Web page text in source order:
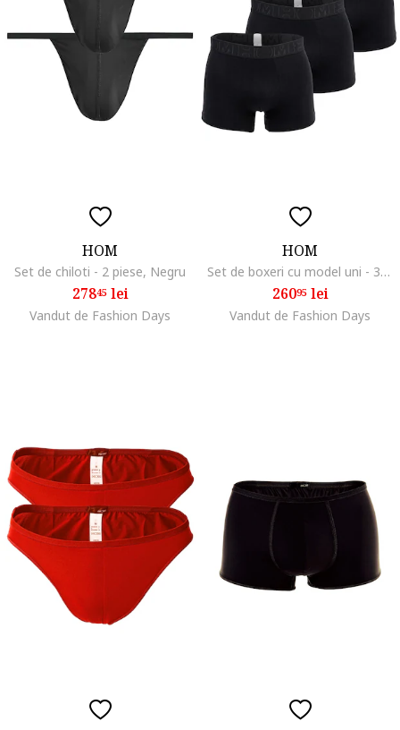
HOM
Set de chiloti - 2 piese, Negru
27845lei
Vandut de Fashion Days
HOM
Set de boxeri cu model uni - 3 perechi, Negru
26095lei
Vandut de Fashion Days